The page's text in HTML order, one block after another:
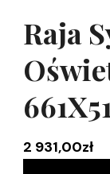
Raja
2 931,00zł